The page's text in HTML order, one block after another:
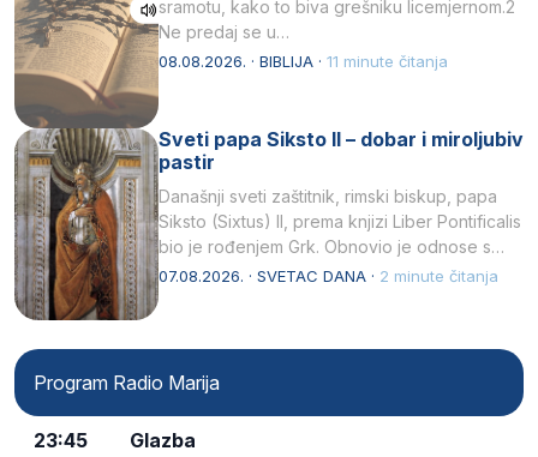
sramotu, kako to biva grešniku licemjernom.2
Ne predaj se u…
08.08.2026. · BIBLIJA · 11 minute čitanja
Sveti papa Siksto II – dobar i miroljubiv
pastir
Današnji sveti zaštitnik, rimski biskup, papa
Siksto (Sixtus) II, prema knjizi Liber Pontificalis
bio je rođenjem Grk. Obnovio je odnose s
afričkim…
07.08.2026. · SVETAC DANA · 2 minute čitanja
Program Radio Marija
23:45 Glazba